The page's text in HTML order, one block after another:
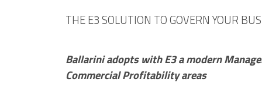
THE E3 SOLUTION TO GOVERN YOUR
Ballarini adopts with E3 a modern
Commercial Profitability areas